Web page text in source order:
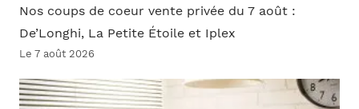
Nos coups de coeur vente privée du 7 août :
De’Longhi, La Petite Étoile et Iplex
Le 7 août 2026